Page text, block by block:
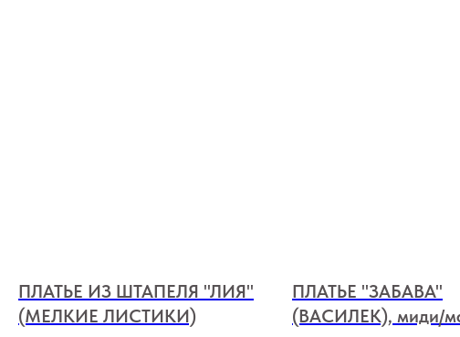
ПЛАТЬЕ ИЗ ШТАПЕЛЯ "ЛИЯ"
(МЕЛКИЕ ЛИСТИКИ)
ПЛАТЬЕ "ЗАБАВА"
(ВАСИЛЕК), миди/